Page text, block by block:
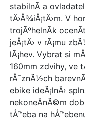
stabilnÃ­ a
tÄ›Å¾iÅ¡tÄ›m. V
trojÃºhelnÃ­k
jeÅ¡tÄ› v rÃ¡mu
lÃ¡hev. Vybrat si
160mm zdvihy, ve
rÅ¯znÃ½ch
ebike ideÃ¡lnÄ›
nekoneÄnÃ©m
tÅ™eba na